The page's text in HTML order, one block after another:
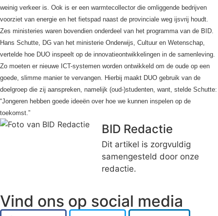
weinig verkeer is. Ook is er een warmtecollector die omliggende bedrijven
voorziet van energie en het fietspad naast de provinciale weg ijsvrij houdt.
Zes ministeries waren bovendien onderdeel van het programma van de BID.
Hans Schutte, DG van het ministerie Onderwijs, Cultuur en Wetenschap,
vertelde hoe DUO inspeelt op de innovatieontwikkelingen in de samenleving.
Zo moeten er nieuwe ICT-systemen worden ontwikkeld om de oude op een
goede, slimme manier te vervangen. Hierbij maakt DUO gebruik van de
doelgroep die zij aanspreken, namelijk (oud-)studenten, want, stelde Schutte:
“Jongeren hebben goede ideeën over hoe we kunnen inspelen op de
toekomst.”
BID Redactie
Dit artikel is zorgvuldig
samengesteld door onze
redactie.
Vind ons op social media